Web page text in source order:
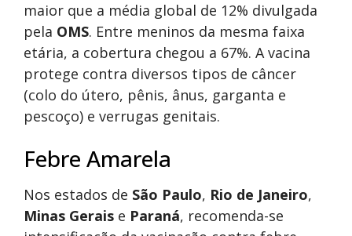
maior que a média global de 12% divulgada
pela OMS. Entre meninos da mesma faixa
etária, a cobertura chegou a 67%. A vacina
protege contra diversos tipos de câncer
(colo do útero, pênis, ânus, garganta e
pescoço) e verrugas genitais.
Febre Amarela
Nos estados de São Paulo, Rio de Janeiro,
Minas Gerais e Paraná, recomenda-se